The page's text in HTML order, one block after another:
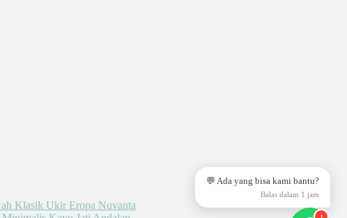
💬 Ada yang bisa kami bantu?
Balas dalam 1 jam